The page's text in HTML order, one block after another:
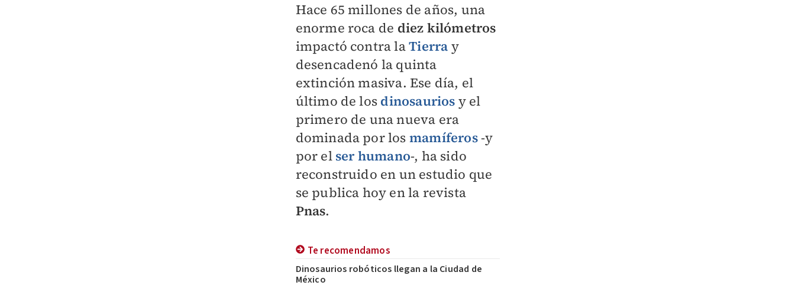
Hace 65 millones de años, una
enorme roca de diez kilómetros
impactó contra laTierra y
desencadenó la quinta
extinción masiva. Ese día, el
último de los dinosaurios y el
primero de una nueva era
dominada por los mamíferos-y
por el ser humano-, ha sido
reconstruido en un estudio que
se publica hoy en la revista
Pnas.
Te recomendamos
Dinosaurios robóticos llegan a la Ciudad de
México